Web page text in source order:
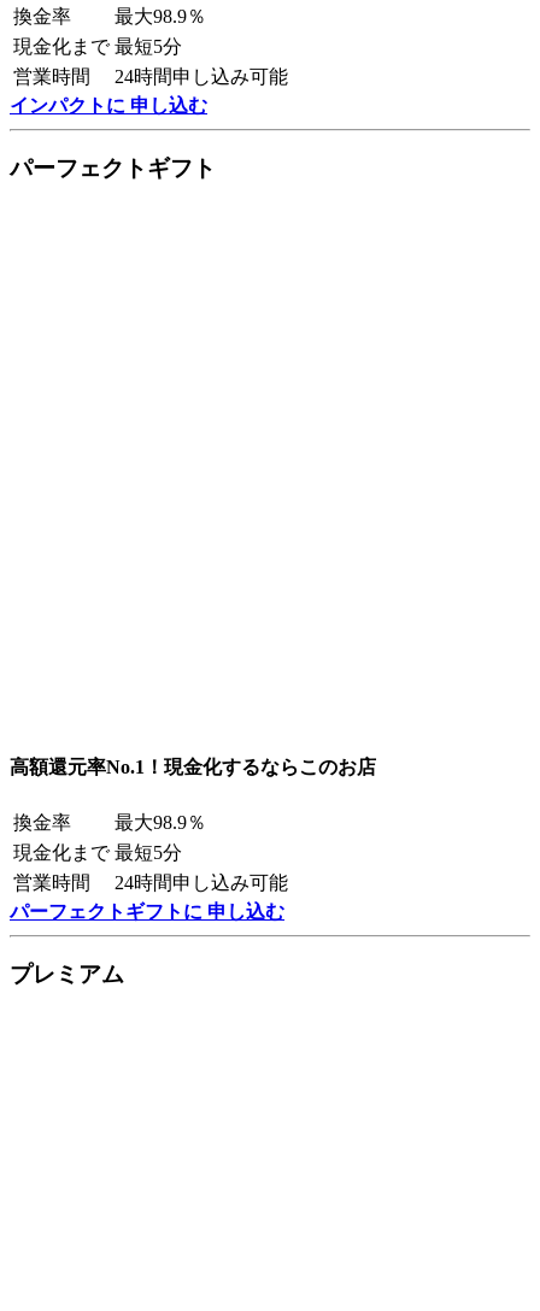
換金率
最大98.9％
現金化まで 最短5分
営業時間
24時間申し込み可能
インパクトに 申し込む
パーフェクトギフト
高額還元率No.1！現金化するならこのお店
換金率
最大98.9％
現金化まで 最短5分
営業時間
24時間申し込み可能
パーフェクトギフトに 申し込む
プレミアム